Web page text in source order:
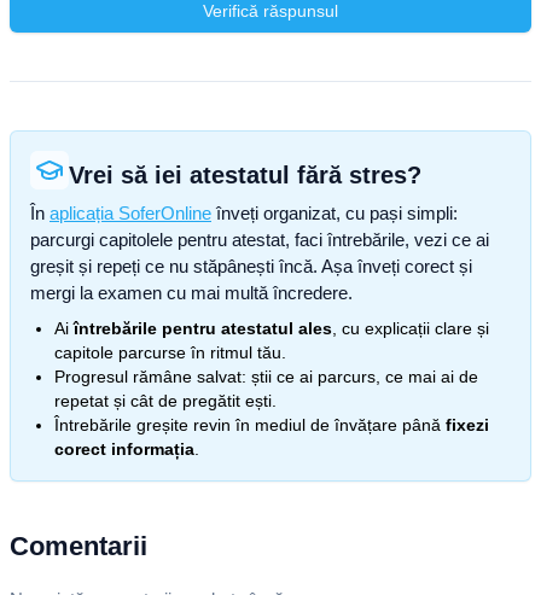
Verifică răspunsul
Vrei să iei atestatul fără stres?
În aplicația SoferOnline înveți organizat, cu pași simpli:
parcurgi capitolele pentru atestat, faci întrebările, vezi ce ai
greșit și repeți ce nu stăpânești încă. Așa înveți corect și
mergi la examen cu mai multă încredere.
Aiîntrebările pentru atestatul ales , cu explicații clare și
capitole parcurse în ritmul tău.
Progresul rămâne salvat: știi ce ai parcurs, ce mai ai de
repetat și cât de pregătit ești.
Întrebările greșite revin în mediul de învățare până fixezi
corect informația
Comentarii